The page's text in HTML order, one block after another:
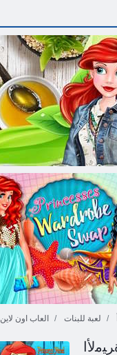
ﻟ ﺔﺌﻴﺒﻠﻟ ﻖﻳﺪﺻ ﺓﺎﻴﺣ ﺏﻮﻠﺳﺃ
العاب اون لاين لعبة للبنات
ﺍ